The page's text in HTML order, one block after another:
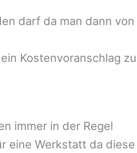
darf da man dann von
Kostenvoranschlag zu
immer in der Regel
eine Werkstatt da diese